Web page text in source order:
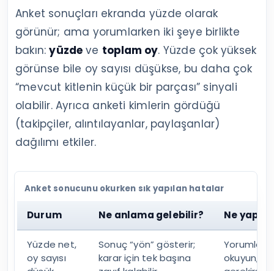
Anket sonuçları ekranda yüzde olarak
görünür; ama yorumlarken iki şeye birlikte
bakın:yüzdeve toplam oy. Yüzde çok yüksek
görünse bile oy sayısı düşükse, bu daha çok
“mevcut kitlenin küçük bir parçası” sinyali
olabilir. Ayrıca anketi kimlerin gördüğü
(takipçiler, alıntılayanlar, paylaşanlar)
dağılımı etkiler.
Anket sonucunu okurken sık yapılan hatalar
Durum Ne anlama gelebilir? Ne
Yüzde net,
oy sayısı
Sonuç “yön” gösterir;
karar için tek başına
Yorumları
okuyun,